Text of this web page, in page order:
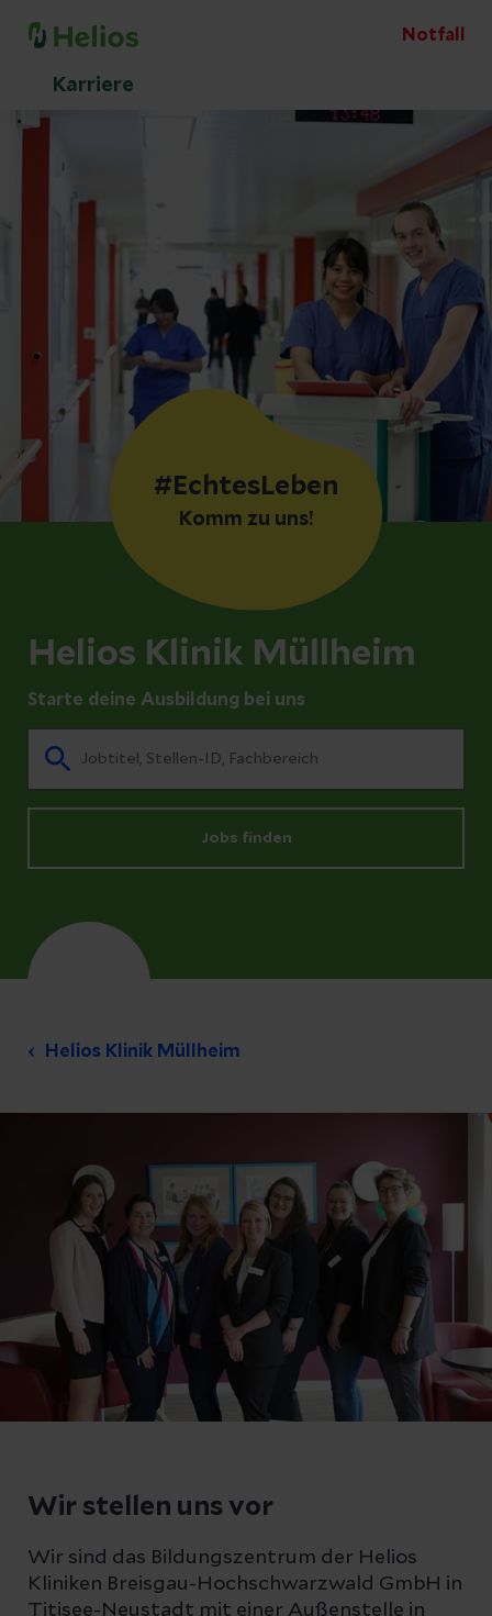
Notfall
Karriere
Helios Klinik Müllheim
Starte deine Ausbildung bei uns
Jobs finden
#EchtesLeben
Komm zu uns!
Helios Klinik Müllheim
Wir stellen uns vor
Wir sind das Bildungszentrum der Helios
Kliniken Breisgau-Hochschwarzwald GmbH in
Titisee-Neustadt mit einer Außenstelle in